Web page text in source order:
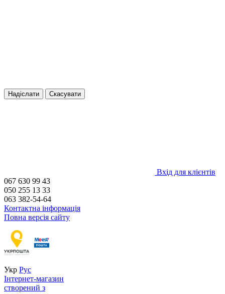
Надіслати Скасувати
Вхід для клієнтів
067 630 99 43
050 255 13 33
063 382-54-64
Контактна інформація
Повна версія сайту
Укр Рус
Інтернет-магазин
створений з